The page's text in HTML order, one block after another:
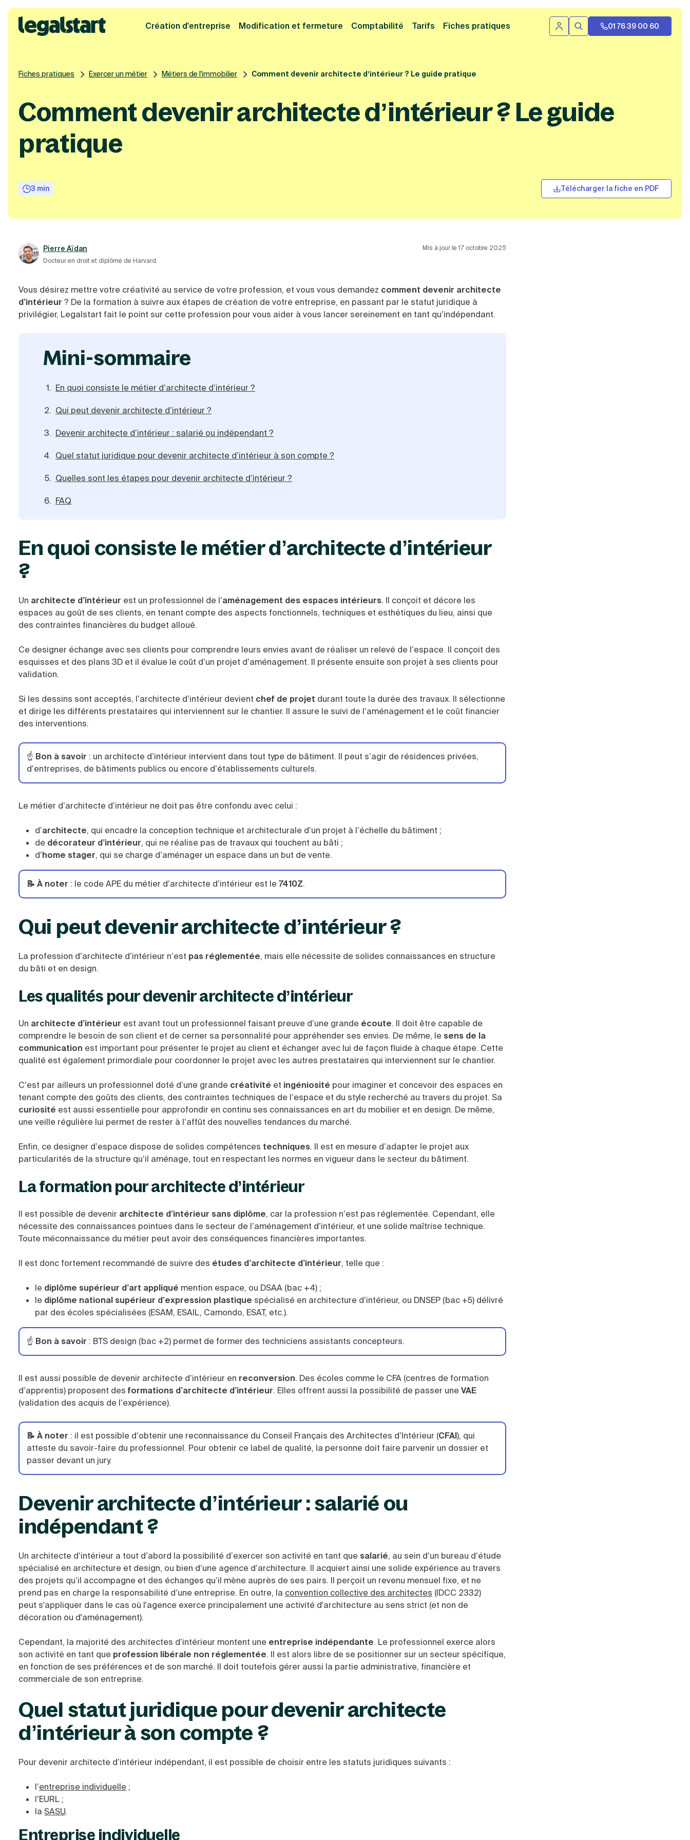
Cliquez ici pour reprendre votre démarche Fermer la bannière
Legalstart
Création d'entreprise Modification et fermeture Comptabilité Tarifs Fiches pratiques Se connecter
Rechercher01 76 39 00 60
Fiches pratiques Exercer un métier Métiers de l'immobilier Comment devenir architecte d’intérieur ? Le guide pratique
Comment devenir architecte d’intérieur ? Le guide
pratique
3 min Télécharger la fiche en PDF
Pierre Aïdan
Docteur en droit et diplômé de Harvard.
Mis à jour le 17 octobre 2025
Vous désirez mettre votre créativité au service de votre profession, et vous vous demandez comment devenir architecte
d’intérieur ? De la formation à suivre aux étapes de création de votre entreprise, en passant par le statut juridique à
privilégier, Legalstart fait le point sur cette profession pour vous aider à vous lancer sereinement en tant qu’indépendant.
mini-sommaire
En quoi consiste le métier d’architecte d’intérieur ?
Qui peut devenir architecte d’intérieur ?
Devenir architecte d’intérieur : salarié ou indépendant ?
Quel statut juridique pour devenir architecte d’intérieur à son compte ?
Quelles sont les étapes pour devenir architecte d’intérieur ?
FAQ
En quoi consiste le métier d’architecte d’intérieur
?
Un architecte d’intérieur est un professionnel de l’aménagement des espaces intérieurs. Il conçoit et décore les
espaces au goût de ses clients, en tenant compte des aspects fonctionnels, techniques et esthétiques du lieu, ainsi que
des contraintes financières du budget alloué.
Ce designer échange avec ses clients pour comprendre leurs envies avant de réaliser un relevé de l’espace. Il conçoit des
esquisses et des plans 3D et il évalue le coût d’un projet d’aménagement. Il présente ensuite son projet à ses clients pour
validation.
Si les dessins sont acceptés, l’architecte d’intérieur devient chef de projet durant toute la durée des travaux. Il sélectionne
et dirige les différents prestataires qui interviennent sur le chantier. Il assure le suivi de l’aménagement et le coût financier
des interventions.
☝️ Bon à savoir : un architecte d’intérieur intervient dans tout type de bâtiment. Il peut s’agir de résidences privées,
d’entreprises, de bâtiments publics ou encore d’établissements culturels.
Le métier d’architecte d’intérieur ne doit pas être confondu avec celui :
d’architecte, qui encadre la conception technique et architecturale d’un projet à l’échelle du bâtiment ;
de décorateur d’intérieur, qui ne réalise pas de travaux qui touchent au bâti ;
d’home stager, qui se charge d’aménager un espace dans un but de vente.
📝 À noter : le code APE du métier d’architecte d’intérieur est le7410Z.
Qui peut devenir architecte d’intérieur ?
La profession d’architecte d’intérieur n’est pas réglementée, mais elle nécessite de solides connaissances en structure
du bâti et en design.
Les qualités pour devenir architecte d’intérieur
Un architecte d’intérieur est avant tout un professionnel faisant preuve d’une grande écoute. Il doit être capable de
comprendre le besoin de son client et de cerner sa personnalité pour appréhender ses envies. De même, le sens de la
communication est important pour présenter le projet au client et échanger avec lui de façon fluide à chaque étape. Cette
qualité est également primordiale pour coordonner le projet avec les autres prestataires qui interviennent sur le chantier.
C’est par ailleurs un professionnel doté d’une grande créativité et ingéniosité pour imaginer et concevoir des espaces en
tenant compte des goûts des clients, des contraintes techniques de l’espace et du style recherché au travers du projet. Sa
curiosité est aussi essentielle pour approfondir en continu ses connaissances en art du mobilier et en design. De même,
une veille régulière lui permet de rester à l’affût des nouvelles tendances du marché.
Enfin, ce designer d’espace dispose de solides compétences techniques. Il est en mesure d’adapter le projet aux
particularités de la structure qu’il aménage, tout en respectant les normes en vigueur dans le secteur du bâtiment.
La formation pour architecte d’intérieur
Il est possible de devenir architecte d’intérieur sans diplôme, car la profession n’est pas réglementée. Cependant, elle
nécessite des connaissances pointues dans le secteur de l’aménagement d’intérieur, et une solide maîtrise technique.
Toute méconnaissance du métier peut avoir des conséquences financières importantes.
Il est donc fortement recommandé de suivre des études d’architecte d’intérieur, telle que :
le diplôme supérieur d’art appliqué mention espace, ou DSAA (bac +4) ;
le diplôme national supérieur d’expression plastique spécialisé en architecture d’intérieur, ou DNSEP (bac +5) délivré
par des écoles spécialisées (ESAM, ESAIL, Camondo, ESAT, etc.).
☝️ Bon à savoir : BTS design (bac +2) permet de former des techniciens assistants concepteurs.
Il est aussi possible de devenir architecte d’intérieur en reconversion. Des écoles comme le CFA (centres de formation
d’apprentis) proposent des formations d’architecte d’intérieur. Elles offrent aussi la possibilité de passer uneVAE
(validation des acquis de l’expérience).
📝 À noter : il est possible d’obtenir une reconnaissance du Conseil Français des Architectes d’Intérieur (CFAI), qui
atteste du savoir-faire du professionnel. Pour obtenir ce label de qualité, la personne doit faire parvenir un dossier et
passer devant un jury.
Devenir architecte d’intérieur : salarié ou
indépendant ?
Un architecte d’intérieur a tout d’abord la possibilité d’exercer son activité en tant que salarié, au sein d’un bureau d’étude
spécialisé en architecture et design, ou bien d’une agence d’architecture. Il acquiert ainsi une solide expérience au travers
des projets qu’il accompagne et des échanges qu’il mène auprès de ses pairs. Il perçoit un revenu mensuel fixe, et ne
prend pas en charge la responsabilité d’une entreprise. En outre, la convention collective des architectes (IDCC 2332)
peut s'appliquer dans le cas où l'agence exerce principalement une activité d'architecture au sens strict (et non de
décoration ou d'aménagement).
Cependant, la majorité des architectes d’intérieur montent une entreprise indépendante. Le professionnel exerce alors
son activité en tant que profession libérale non réglementée. Il est alors libre de se positionner sur un secteur spécifique,
en fonction de ses préférences et de son marché. Il doit toutefois gérer aussi la partie administrative, financière et
commerciale de son entreprise.
Quel statut juridique pour devenir architecte
d’intérieur à son compte ?
Pour devenir architecte d’intérieur indépendant, il est possible de choisir entre les statuts juridiques suivants :
l’entreprise individuelle ;
l’EURL ;
la SASU.
Entreprise individuelle